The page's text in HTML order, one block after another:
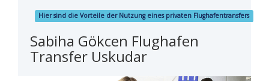
Hier sind die Vorteile der Nutzung eines privaten Flughafentransfers
Sabiha Gökcen Flughafen
Transfer Uskudar